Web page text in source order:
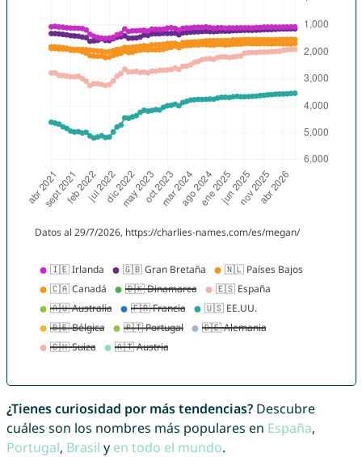
¿Tienes curiosidad por más tendencias?Descubre
cuáles son los nombres más populares en España,
Portugal, Brasil y en todo el mundo.